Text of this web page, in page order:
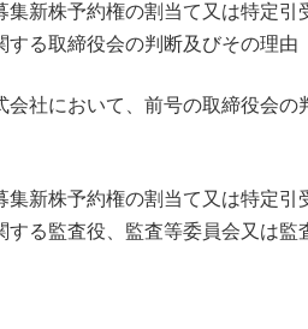
新株予約権の割当て又は特定引
する取締役会の判断及びその理由
社において、前号の取締役会の
新株予約権の割当て又は特定引
する監査役、監査等委員会又は監